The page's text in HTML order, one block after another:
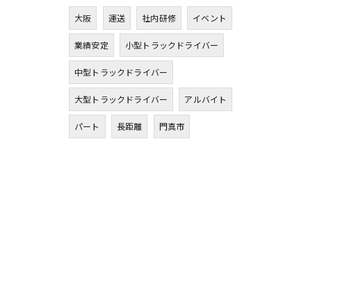
大阪 運送 社内研修 イベント
業績安定 小型トラックドライバー
中型トラックドライバー
大型トラックドライバー アルバイト
パート 長距離 門真市